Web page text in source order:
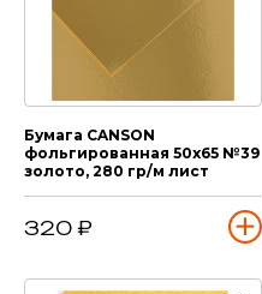
Бумага CANSON
фольгированная 50х65 №39
золото, 280 гр/м лист
320 ₽